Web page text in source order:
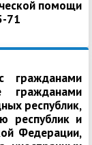
помощи
71
гражданами
гражданами
республик,
республик и
Федерации,